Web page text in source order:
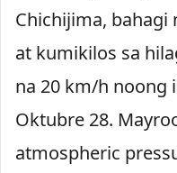
Chichijima, bahagi
at kumikilos sa
na 20 km/h noong
Oktubre 28.
atmospheric